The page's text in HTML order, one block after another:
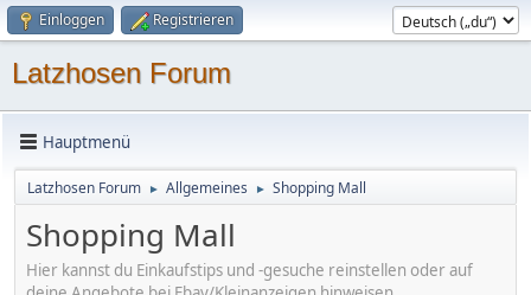
Einloggen Registrieren
Latzhosen Forum
Hauptmenü
Latzhosen Forum ► Allgemeines ► Shopping Mall
Shopping Mall
Hier kannst du Einkaufstips und -gesuche reinstellen oder auf